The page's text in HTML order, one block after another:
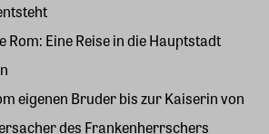
Rom: Eine Reise in die Hauptstadt
eigenen Bruder bis zur Kaiserin von
des Frankenherrschers